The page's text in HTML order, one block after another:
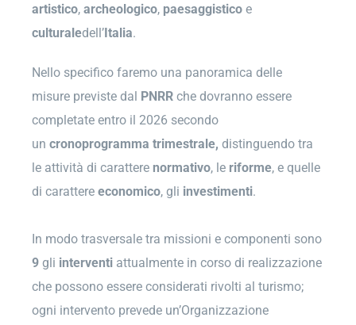
artistico, archeologico, paesaggisticoe
culturaledell’Italia.
Nello specifico faremo una panoramica delle
misure previste dal PNRRche dovranno essere
completate entro il 2026 secondo
un cronoprogramma trimestrale, distinguendo tra
le attività di carattere normativo, le riforme, e quelle
di carattere economico, gli investimenti.
In modo trasversale tra missioni e componenti sono
9gli interventiattualmente in corso di realizzazione
che possono essere considerati rivolti al turismo;
ogni intervento prevede un’Organizzazione